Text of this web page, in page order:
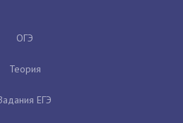
ОГЭ
Теория
ЕГЭ